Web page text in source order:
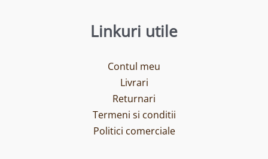
Linkuri utile
Contul meu
Livrari
Returnari
Termeni si conditii
Politici comerciale